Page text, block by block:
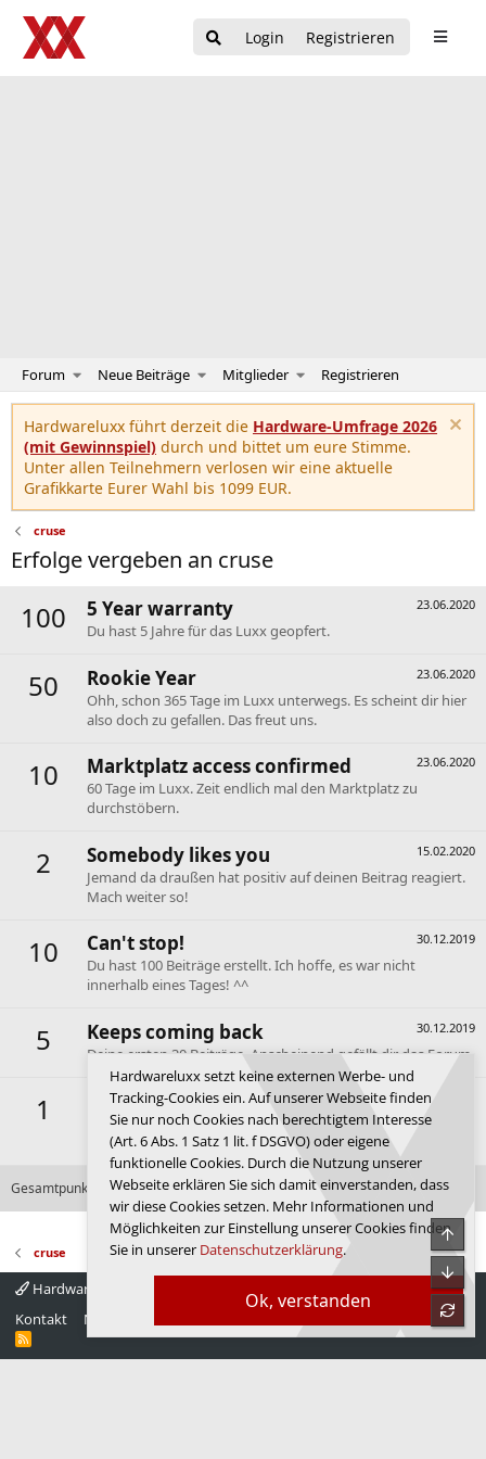
Login Registrieren
Forum Neue Beiträge Mitglieder Registrieren
Hardwareluxx führt derzeit die Hardware-Umfrage 2026
(mit Gewinnspiel) durch und bittet um eure Stimme.
Unter allen Teilnehmern verlosen wir eine aktuelle
Grafikkarte Eurer Wahl bis 1099 EUR.
cruse
Erfolge vergeben an cruse
100 23.06.2020
5 Year warranty
Du hast 5 Jahre für das Luxx geopfert.
50 23.06.2020
Rookie Year
Ohh, schon 365 Tage im Luxx unterwegs. Es scheint dir hier
also doch zu gefallen. Das freut uns.
10 23.06.2020
Marktplatz access confirmed
60 Tage im Luxx. Zeit endlich mal den Marktplatz zu
durchstöbern.
2 15.02.2020
Somebody likes you
Jemand da draußen hat positiv auf deinen Beitrag reagiert.
Mach weiter so!
10 30.12.2019
Can't stop!
Du hast 100 Beiträge erstellt. Ich hoffe, es war nicht
innerhalb eines Tages! ^^
5 30.12.2019
Keeps coming back
Deine ersten 30 Beiträge. Anscheinend gefällt dir das Forum.
1 30.12.2019
First message
Dein erster Beitrag. Hallo und willkommen im Forum de
Luxx.
Gesamtpunktzahl: 178 Alle verfügbaren Erfolge anzeigen
cruse
Hardwareluxx 4.0
Kontakt
Nutzungsbedingungen Startseite
R
Ok, verstanden
Hardwareluxx setzt keine externen Werbe- und
Tracking-Cookies ein. Auf unserer Webseite finden
Sie nur noch Cookies nach berechtigtem Interesse
(Art. 6 Abs. 1 Satz 1 lit. f DSGVO) oder eigene
funktionelle Cookies. Durch die Nutzung unserer
Webseite erklären Sie sich damit einverstanden, dass
wir diese Cookies setzen. Mehr Informationen und
Möglichkeiten zur Einstellung unserer Cookies finden
Sie in unserer Datenschutzerklärung.